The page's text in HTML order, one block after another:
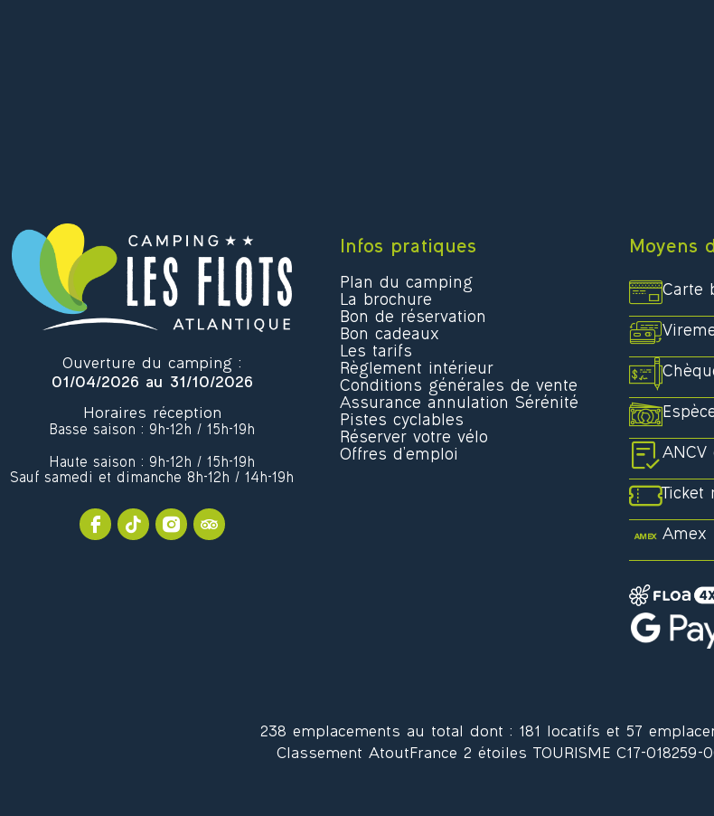
Ouverture du camping :
01/04/2026 au 31/10/2026
Horaires réception
Basse saison : 9h-12h / 15h-19h
Haute saison : 9h-12h / 15h-19h
Sauf samedi et dimanche 8h-12h / 14h-19h
Infos pratiques
Plan du camping
La brochure
Bon de réservation
Bon cadeaux
Les tarifs
Règlement intérieur
Conditions générales de vente
Assurance annulation Sérénité
Pistes cyclables
Réserver votre vélo
Offres d’emploi
Moyens
Carte
ANCV
Ticket
Amex
238 emplacements au total dont : 181 locatifs et 57
Classement AtoutFrance 2 étoiles TOURISME C17-018259-